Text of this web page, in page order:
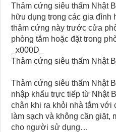
Thảm cứng siêu thấm Nhật
hữu dụng trong các gia đình
thảm cứng này trước cửa
phòng tắm hoặc đặt trong
_x000D_
Thảm cứng siêu thấm Nhật
Thảm cứng siêu thấm Nhật
nhập khẩu trực tiếp từ Nhật
chân khi ra khỏi nhà tắm với
làm sạch và không cần giặt,
cho người sử dụng…